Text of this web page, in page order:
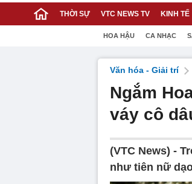
THỜI SỰ VTC NEWS TV KINH TẾ
HOA HẬU CA NHẠC
Văn hóa - Giải trí
Ngắm
váy cô
(VTC News) -
như tiên nữ